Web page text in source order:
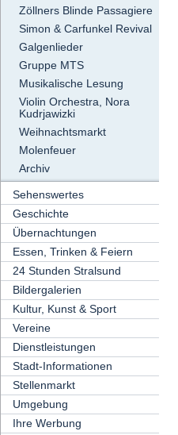
Zöllners Blinde Passagiere
Simon & Carfunkel Revival
Galgenlieder
Gruppe MTS
Musikalische Lesung
Violin Orchestra, Nora
Kudrjawizki
Weihnachtsmarkt
Molenfeuer
Archiv
Sehenswertes
Geschichte
Übernachtungen
Essen, Trinken & Feiern
24 Stunden Stralsund
Bildergalerien
Kultur, Kunst & Sport
Vereine
Dienstleistungen
Stadt-Informationen
Stellenmarkt
Umgebung
Ihre Werbung